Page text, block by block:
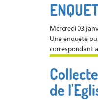
Mercredi 03
Une enquête
correspondant
de